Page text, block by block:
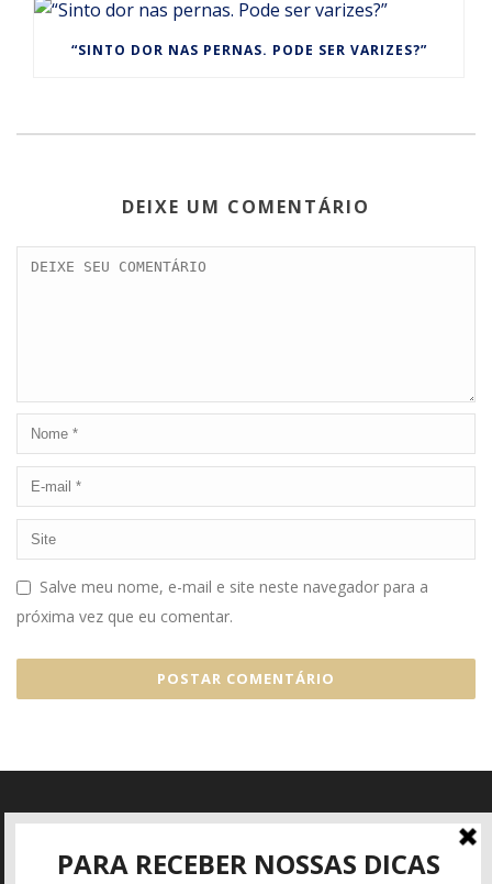
“SINTO DOR NAS PERNAS. PODE SER VARIZES?”
DEIXE UM COMENTÁRIO
Salve meu nome, e-mail e site neste navegador para a
próxima vez que eu comentar.